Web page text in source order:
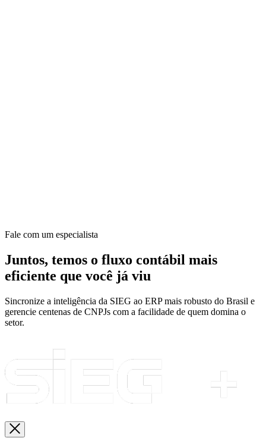
Fale com um especialista
Juntos, temos o fluxo contábil mais
eficiente que você já viu
Sincronize a inteligência da SIEG ao ERP mais robusto do Brasil e
gerencie centenas de CNPJs com a facilidade de quem domina o
setor.